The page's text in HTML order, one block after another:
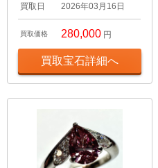
買取日 2026年03月16日
買取価格 280,000 円
買取宝石詳細へ